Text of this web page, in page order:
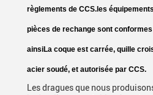
règlements de CCS.les
pièces de rechange sont
ainsiLa coque est carrée, quille
acier soudé, et autorisée par CCS.
Les dragues que nous